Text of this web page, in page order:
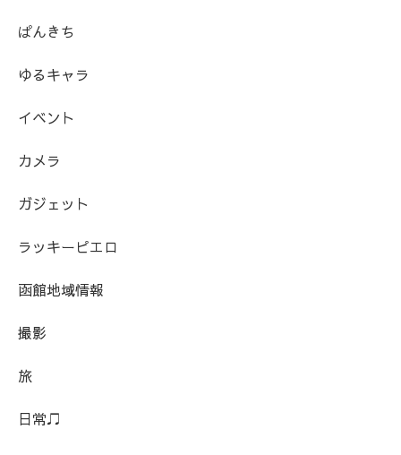
ぱんきち
ゆるキャラ
イベント
カメラ
ガジェット
ラッキーピエロ
函館地域情報
撮影
旅
日常♫